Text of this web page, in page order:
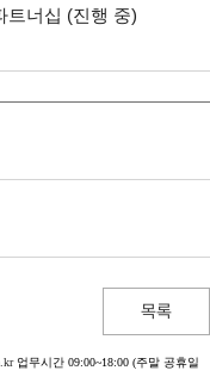
목록
업무시간 09:00~18:00 (주말 공휴일